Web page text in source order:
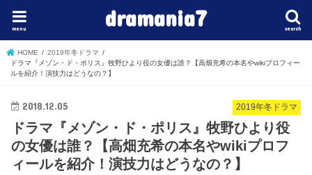
dramania7 search
menu
HOME
2019年冬ドラマ
ドラマ『メゾン・ド・ポリス』牧野ひより役の女優は誰？【高畑充希の本名やwikiプロフィー
ルを紹介！演技力はどうなの？】
2019年冬ドラマ
2018.12.05
ドラマ『メゾン・ド・ポリス』牧野ひより役
の女優は誰？【高畑充希の本名やwikiプロフ
ィールを紹介！演技力はどうなの？】